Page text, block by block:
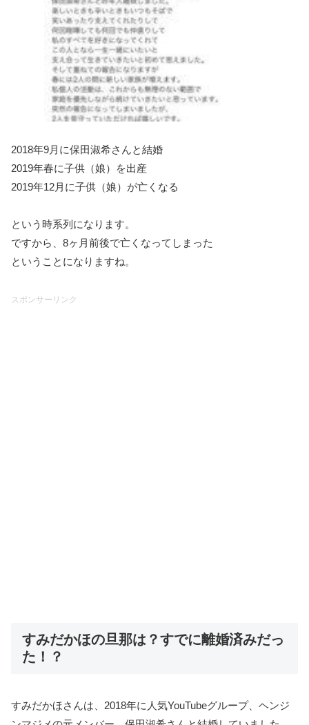
2018年9月に保田淑希さんと結婚
2019年春に子供（娘）を出産
2019年12月に子供（娘）が亡くなる
という時系列になります。
ですから、8ヶ月前後で亡くなってしまった
ということになりますね。
スポンサーリンク
すみだかほの旦那は？すでに離婚済みだっ
た！？
すみだかほさんは、2018年に人気YouTubeグループ、ヘンジ